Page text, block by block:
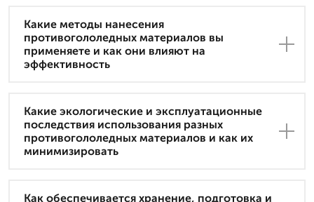
Какие методы нанесения
противогололедных материалов вы
применяете и как они влияют на
эффективность
Какие экологические и эксплуатационные
последствия использования разных
противогололедных материалов и как их
минимизировать
Как обеспечивается хранение, подготовка и